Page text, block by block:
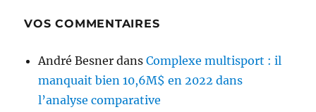
VOS COMMENTAIRES
André Besner dansComplexe multisport : il
manquait bien 10,6M$ en 2022 dans
l’analyse comparative